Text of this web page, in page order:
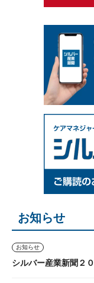
お知らせ
お知らせ
シルバー産業新聞２